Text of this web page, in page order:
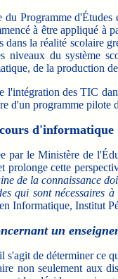
Programme d'Études
à être appliqué à
dans la réalité scolaire
niveaux du système
de la production
des TIC
d'un programme pilote
d'informatique
le Ministère de
prolonge cette
de la connaissance
qui sont
Informatique, Institut
un
de déterminer ce
non seulement aux